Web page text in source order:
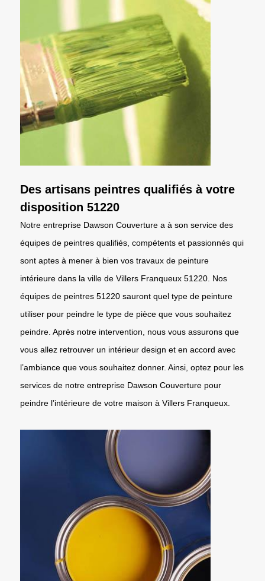
Des artisans peintres qualifiés à votre
disposition 51220
Notre entreprise Dawson Couverture a à son service des
équipes de peintres qualifiés, compétents et passionnés qui
sont aptes à mener à bien vos travaux de peinture
intérieure dans la ville de Villers Franqueux 51220. Nos
équipes de peintres 51220 sauront quel type de peinture
utiliser pour peindre le type de pièce que vous souhaitez
peindre. Après notre intervention, nous vous assurons que
vous allez retrouver un intérieur design et en accord avec
l’ambiance que vous souhaitez donner. Ainsi, optez pour les
services de notre entreprise Dawson Couverture pour
peindre l’intérieure de votre maison à Villers Franqueux.